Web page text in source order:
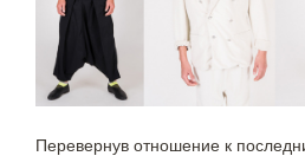
Перевернув отношение к